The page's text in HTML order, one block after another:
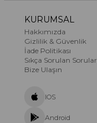
KURUMSAL
Hakkımızda
Gizlilik & Güvenlik
İade Politikası
Sıkça Sorulan Sorular
Bize Ulaşın
IOS
Android